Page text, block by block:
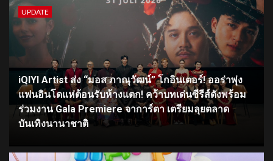
UPDATE
iQIYI Artist ส่ง “มอส ภาณุวัฒน์” โกอินเตอร์! ออร่าพุ่ง
แฟนอินโดแห่ต้อนรับห้างแตก! คว้าบทเด่นซีรีส์ดังพร้อม
ร่วมงาน Gala Premiere จาการ์ตา เตรียมลุยตลาด
บันเทิงนานาชาติ